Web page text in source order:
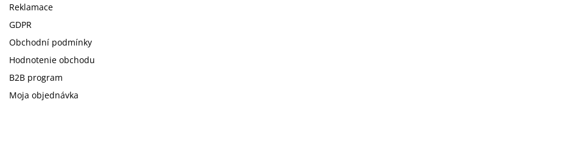
Reklamace
GDPR
Obchodní podmínky
Hodnotenie obchodu
B2B program
Moja objednávka